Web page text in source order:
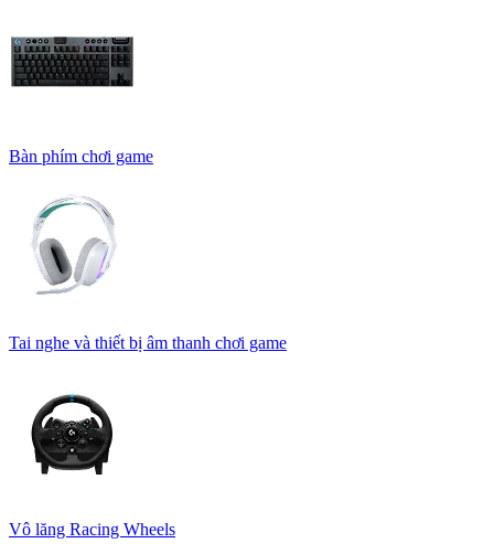
Bàn phím chơi game
Tai nghe và thiết bị âm thanh chơi game
Vô lăng Racing Wheels